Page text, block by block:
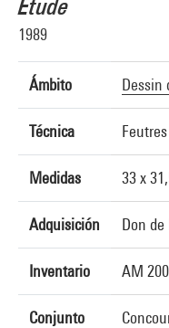
Etude
1989
Ámbito Dessin
Técnica
Medidas 33 x
Adquisición Don
Inventario AM
Conjunto